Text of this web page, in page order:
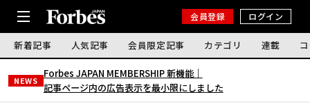
会員登録 ログイン
新着記事 人気記事 会員限定記事 カテゴリ 連載
NEWS
Forbes JAPAN MEMBERSHIP 新機能｜
記事ページ内の広告表示を最小限にしました